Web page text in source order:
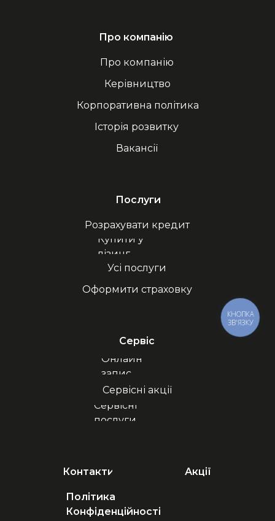
Акції
Контакти
Онлайн
запис
Сервісні
послуги
Сервісні акції
Сервіс
Про компанію
Корпоративна політика
Керівництво
Історія розвитку
Вакансії
Про компанію
Купити у
лізинг
Оформити страховку
Усі послуги
Послуги
Розрахувати кредит
Політика
Конфіденційності
КНОПКА
ЗВ'ЯЗКУ